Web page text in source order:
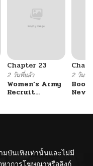
Chapter 23
2 วันที่แล้ว
Women’s Army
Recruit
2 วันที่แ
มบันเทิงเท่านั้นและไม่มี
หาการโฆษณาหรือลิงก์